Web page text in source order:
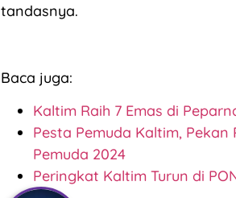
tandasnya.
Baca juga:
Kaltim Raih 7 Emas di
Pesta Pemuda Kaltim,
Pemuda 2024
Peringkat Kaltim Turun di